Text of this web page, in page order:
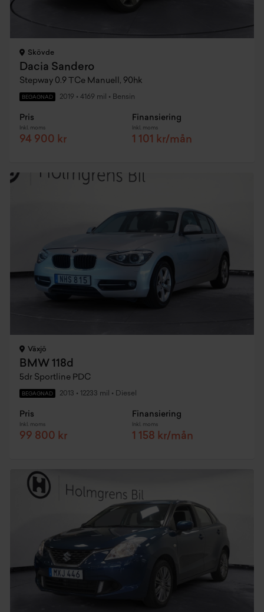
Skövde
Dacia Sandero
Stepway 0.9 TCe Manuell, 90hk
BEGAGNAD 2019 • 4169 mil • Bensin
Pris
Inkl. moms
94 900 kr
Finansiering
Inkl. moms
1 101 kr/mån
Växjö
BMW 118d
5dr Sportline PDC
BEGAGNAD 2013 • 12233 mil • Diesel
Pris
Inkl. moms
99 800 kr
Finansiering
Inkl. moms
1 158 kr/mån